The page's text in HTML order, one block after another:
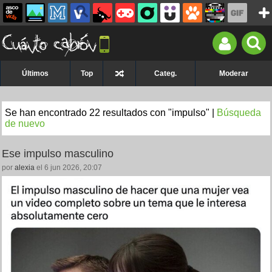
Últimos Top Categ. Moderar
Se han encontrado 22 resultados con "impulso" |
Búsqueda
de nuevo
Ese impulso masculino
por alexia el 6 jun 2026, 20:07